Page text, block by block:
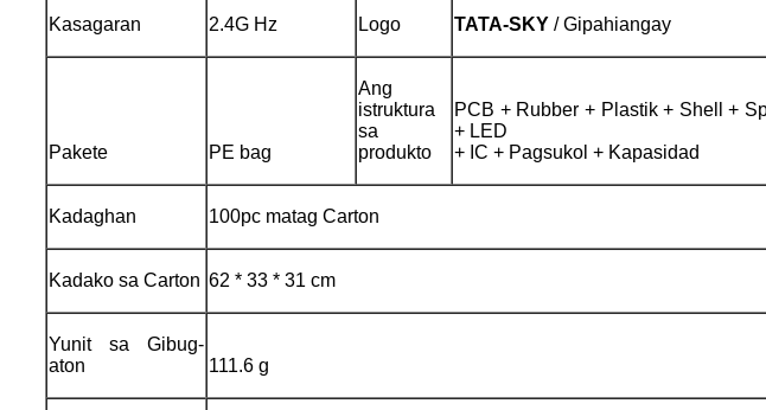
Kasagaran 2.4G Hz Logo TATA-SKY / Gipahiangay
Pakete PE bag
Ang
istruktura
sa
produkto
PCB + Rubber + Plastik + Shell +
+ LED
+ IC + Pagsukol + Kapasidad
Kadaghan 100pc matag Carton
Kadako sa Carton 62 * 33 * 31 cm
Yunit sa Gibug-
aton
111.6 g